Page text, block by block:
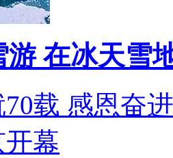
游 在冰天雪
70载 感恩奋
幕